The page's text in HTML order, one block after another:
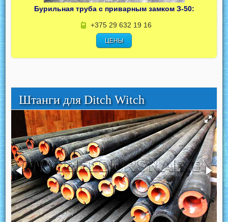
Бурильная труба с приварным замком З-50:
+375 29 632 19 16
ЦЕНЫ
Штанги для Ditch Witch